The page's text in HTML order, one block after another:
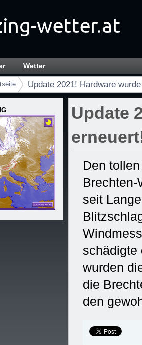
wurde erneuert!
Wetter
bin ich?)
Update 2021! Hardware
Update
Den
Brechten-
seit
schädigte
wurden
die
den